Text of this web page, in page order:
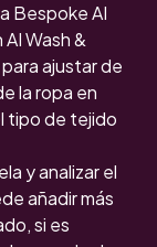
Bespoke AI
Wash &
ajustar de
la ropa en
tipo de tejido
y analizar el
añadir más
si es